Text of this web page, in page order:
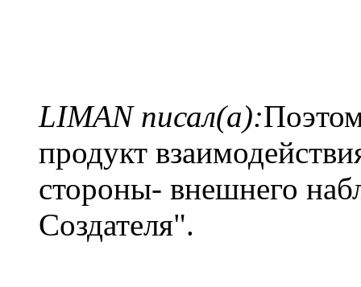
LIMAN писал(а):
продукт
стороны- внешнего
Создателя".